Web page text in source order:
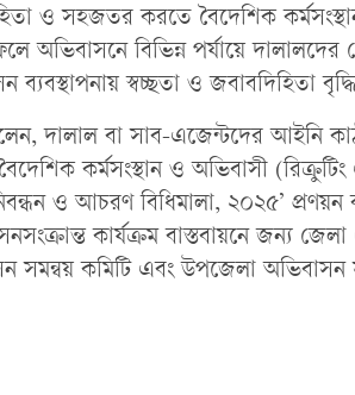
ও সহজতর করতে বৈদেশিক
অভিবাসনে বিভিন্ন পর্যায়ে দালালদের
ব্যবস্থাপনায় স্বচ্ছতা ও জবাবদিহিতা
দালাল বা সাব-এজেন্টদের আইনি
কর্মসংস্থান ও অভিবাসী
ও আচরণ বিধিমালা, ২০২৫’ প্রণয়ন
কার্যক্রম বাস্তবায়নে জন্য
সমন্বয় কমিটি এবং উপজেলা অভিবাসন